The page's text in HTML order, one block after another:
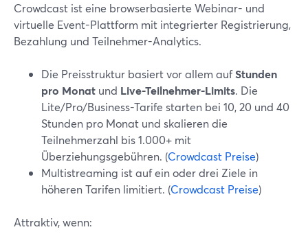
Crowdcast ist eine browserbasierte Webinar- und
virtuelle Event-Plattform mit integrierter Registrierung,
Bezahlung und Teilnehmer-Analytics.
Die Preisstruktur basiert vor allem aufStunden
pro Monat und Live-Teilnehmer-Limits. Die
Lite/Pro/Business-Tarife starten bei 10, 20 und 40
Stunden pro Monat und skalieren die
Teilnehmerzahl bis 1.000+ mit
Überziehungsgebühren. (Crowdcast Preise)
Multistreaming ist auf ein oder drei Ziele in
höheren Tarifen limitiert. (Crowdcast Preise)
Attraktiv, wenn: